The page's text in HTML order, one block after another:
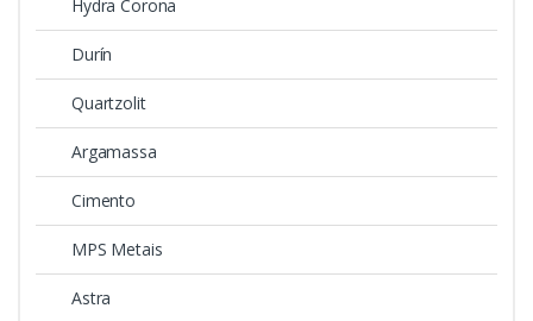
Hydra Corona
Durín
Quartzolit
Argamassa
Cimento
MPS Metais
Astra